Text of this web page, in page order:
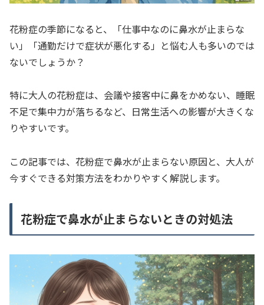
花粉症の季節になると、「仕事中なのに鼻水が止まらな
い」「通勤だけで症状が悪化する」と悩む人も多いのでは
ないでしょうか？
特に大人の花粉症は、会議や接客中に鼻をかめない、睡眠
不足で集中力が落ちるなど、日常生活への影響が大きくな
りやすいです。
この記事では、花粉症で鼻水が止まらない原因と、大人が
今すぐできる対策方法をわかりやすく解説します。
花粉症で鼻水が止まらないときの対処法